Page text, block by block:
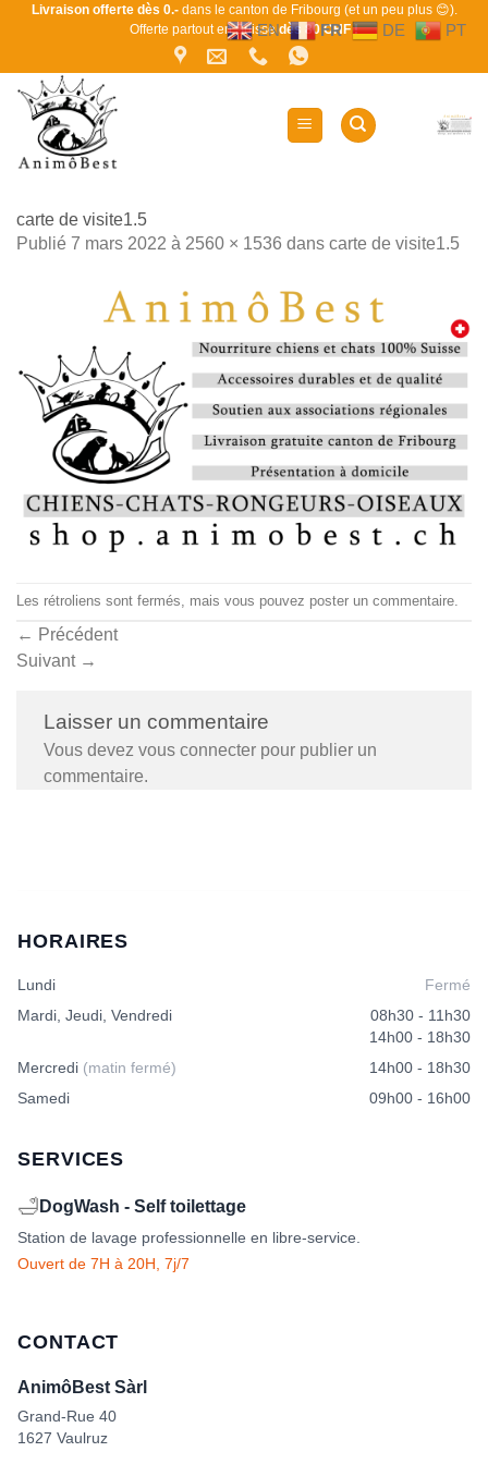
PasserLivraison offerte dès 0.-dans le canton de Fribourg (et un peu plus 😊).
Offerte partout en Suissedès 80 CHF !
carte de visite1.5
Publié 7 mars 2022 à 2560 × 1536 dans carte de visite1.5
Les rétroliens sont fermés, mais vous pouvez poster un commentaire.
← Précédent
Suivant →
Laisser un commentaire
Vous devez vous connecter pour publier un
commentaire.
HORAIRES
Lundi
Fermé
Mardi, Jeudi, Vendredi
08h30 - 11h30
14h00 - 18h30
Mercredi (matin fermé)
14h00 - 18h30
Samedi
09h00 - 16h00
SERVICES
🛁 DogWash - Self toilettage
Station de lavage professionnelle en libre-service.
Ouvert de 7H à 20H, 7j/7
CONTACT
AnimôBest Sàrl
Grand-Rue 40
1627 Vaulruz
EN FR DE PT